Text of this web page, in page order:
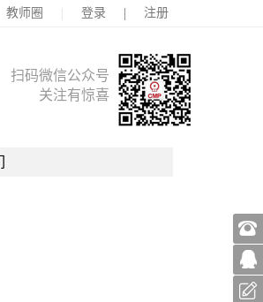
教师圈 | 登录 | 注册
扫码微信公众号
关注有惊喜